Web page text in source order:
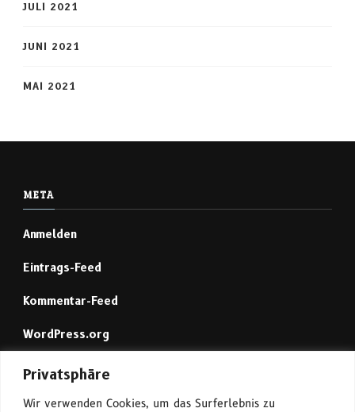
Privatsphäre
Wir verwenden Cookies, um das Surferlebnis zu
JULI 2021
JUNI 2021
MAI 2021
META
Anmelden
Eintrags-Feed
Kommentar-Feed
WordPress.org